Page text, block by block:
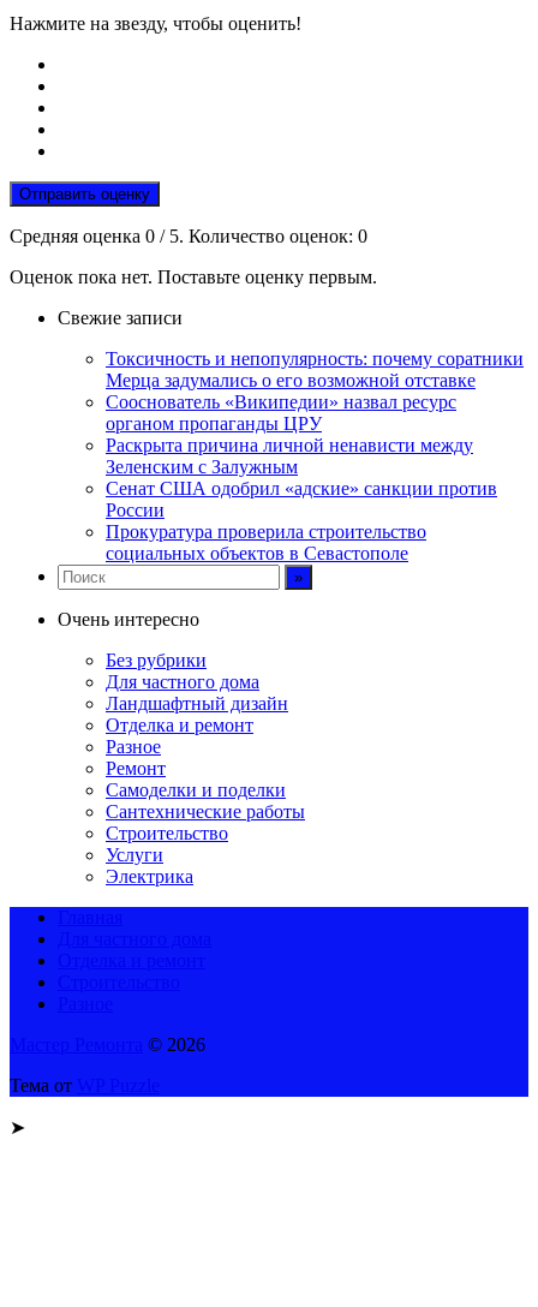
Нажмите на звезду, чтобы оценить!
Отправить оценку
Средняя оценка 0 / 5. Количество оценок: 0
Оценок пока нет. Поставьте оценку первым.
Свежие записи
Токсичность и непопулярность: почему соратники
Мерца задумались о его возможной отставке
Сооснователь «Википедии» назвал ресурс
органом пропаганды ЦРУ
Раскрыта причина личной ненависти между
Зеленским с Залужным
Сенат США одобрил «адские» санкции против
России
Прокуратура проверила строительство
социальных объектов в Севастополе
Очень интересно
Без рубрики
Для частного дома
Ландшафтный дизайн
Отделка и ремонт
Разное
Ремонт
Самоделки и поделки
Сантехнические работы
Строительство
Услуги
Электрика
© 2026
Тема от
➤